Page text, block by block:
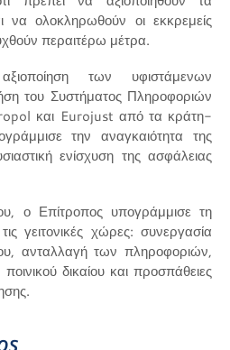
να ολοκληρωθούν οι εκκρεμείς
περαιτέρω μέτρα.
των υφιστάμενων
του Συστήματος Πληροφοριών
και Eurojust από τα κράτη-
την αναγκαιότητα της
ενίσχυση της ασφάλειας
ο Επίτροπος υπογράμμισε τη
γειτονικές χώρες: συνεργασία
ανταλλαγή των πληροφοριών,
δικαίου και προσπάθειες